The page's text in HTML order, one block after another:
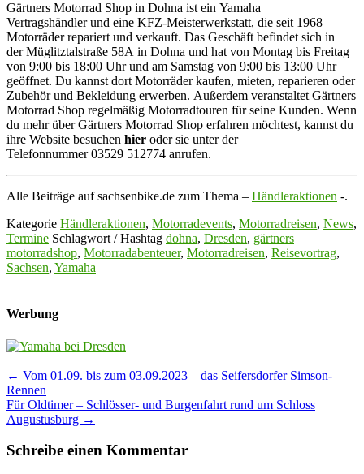
Gärtners Motorrad Shop in Dohna ist ein Yamaha
Vertragshändler und eine KFZ-Meisterwerkstatt, die seit 1968
Motorräder repariert und verkauft. Das Geschäft befindet sich in
der Müglitztalstraße 58A in Dohna und hat von Montag bis Freitag
von 9:00 bis 18:00 Uhr und am Samstag von 9:00 bis 13:00 Uhr
geöffnet. Du kannst dort Motorräder kaufen, mieten, reparieren oder
Zubehör und Bekleidung erwerben. Außerdem veranstaltet Gärtners
Motorrad Shop regelmäßig Motorradtouren für seine Kunden. Wenn
du mehr über Gärtners Motorrad Shop erfahren möchtest, kannst du
ihre Website besuchen hier oder sie unter der
Telefonnummer 03529 512774 anrufen.
Alle Beiträge auf sachsenbike.de zum Thema – Händleraktionen -.
Kategorie Händleraktionen, Motorradevents, Motorradreisen, News,
Termine Schlagwort / Hashtag dohna, Dresden, gärtners
motorradshop, Motorradabenteuer, Motorradreisen, Reisevortrag,
Sachsen, Yamaha
Werbung
Post
navigation
← Vom 01.09. bis zum 03.09.2023 – das Seifersdorfer Simson-
Rennen
Für Oldtimer – Schlösser- und Burgenfahrt rund um Schloss
Augustusburg →
Schreibe einen Kommentar